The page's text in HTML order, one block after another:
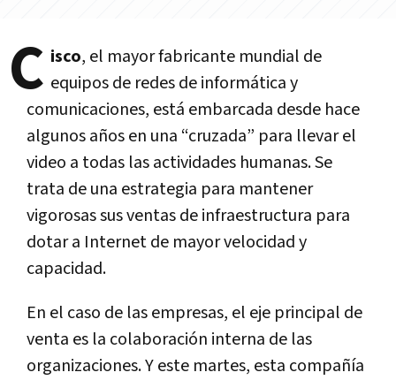
C isco, el mayor fabricante mundial de
equipos de redes de informática y
comunicaciones, está embarcada desde hace
algunos años en una “cruzada” para llevar el
video a todas las actividades humanas. Se
trata de una estrategia para mantener
vigorosas sus ventas de infraestructura para
dotar a Internet de mayor velocidad y
capacidad.
En el caso de las empresas, el eje principal de
venta es la colaboración interna de las
organizaciones. Y este martes, esta compañía